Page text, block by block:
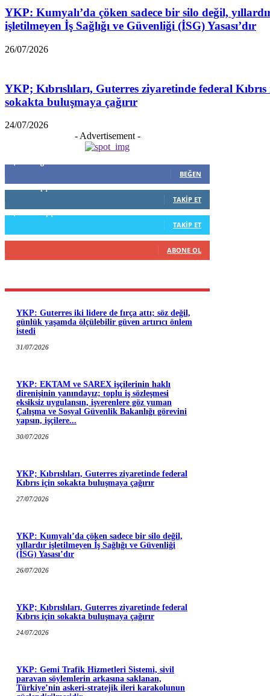
YKP: Kumyalı’da çöken sadece bir silo değil,
işletilmeyen İş Sağlığı ve Güvenliği (İSG) Yasası’dır
26/07/2026
YKP; Kıbrıslıları, Guterres ziyaretinde federal
sokakta buluşmaya çağırır
24/07/2026
- Advertisement -
BEĞEN
TAKIP ET
TAKIP ET
ABONE OL
YKP: Guterres iki lidere de fırça attı; söz değil,
günlük yaşamda ölçülebilir güven artırıcı önlem
istedi
31/07/2026
YKP: EKTAM ve SAREX işçilerinin haklı
direnişinin yanındayız; toplu iş sözleşmesi
eksiksiz uygulansın, işverenlere göz yuman
Çalışma ve Sosyal Güvenlik Bakanlığı görevini
yapsın, işçilere...
30/07/2026
YKP; Kıbrıslıları, Guterres ziyaretinde federal
Kıbrıs için sokakta buluşmaya çağırır
27/07/2026
YKP: Kumyalı’da çöken sadece bir silo değil,
yıllardır işletilmeyen İş Sağlığı ve Güvenliği
(İSG) Yasası’dır
26/07/2026
YKP; Kıbrıslıları, Guterres ziyaretinde federal
Kıbrıs için sokakta buluşmaya çağırır
24/07/2026
YKP: Gemi Trafik Hizmetleri Sistemi, sivil
paravan söylemlerin arkasına saklanan,
Türkiye’nin askeri-stratejik ileri karakolunun